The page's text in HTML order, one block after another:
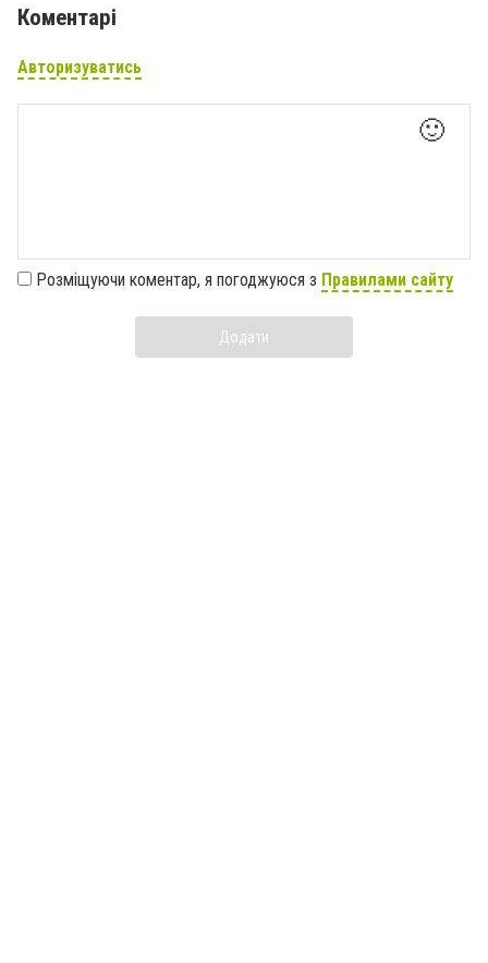
Коментарі
Авторизуватись
🙂
Розміщуючи коментар, я погоджуюся з Правилами сайту
Додати